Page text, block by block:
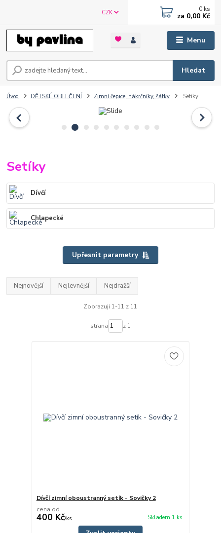
Menu
CZK
Hledat
0 ks
za 0,00 Kč
Úvod DĚTSKÉ OBLEČENÍ Zimní čepice, nákrčníky, šátky Setíky
Setíky
Dívčí
Chlapecké
Upřesnit parametry
Nejnovější Nejlevnější Nejdražší
Zobrazuji 1-11 z 11
strana z 1
Dívčí zimní oboustranný setík - Sovičky 2
cena od
400 Kč/ks Skladem 1 ks